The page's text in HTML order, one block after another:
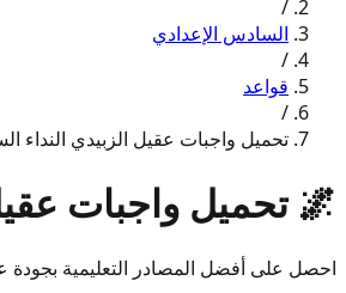
/
السادس الإعدادي
/
قواعد
/
تحميل واجبات عقيل الزبيدي النداء
🌌 تحميل واجبات عقيل
احصل على أفضل المصادر التعليمية بجودة